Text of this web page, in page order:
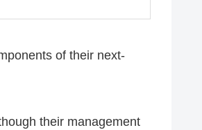
of their next-
their management